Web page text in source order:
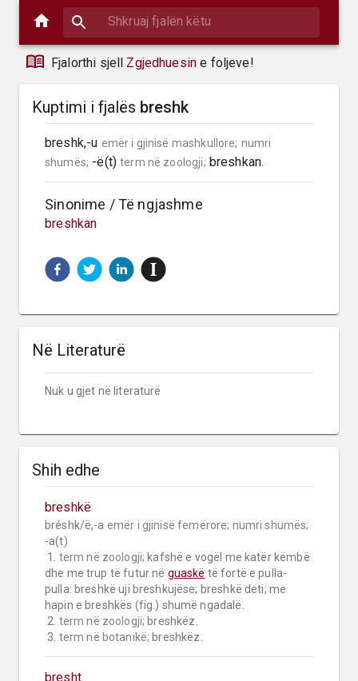
Fjalorthi sjell Zgjedhuesin e foljeve!
Kuptimi i fjalës breshk
breshk,-u emër i gjinisë mashkullore; numri
shumës; -ë(t) term në zoologji; breshkan.
Sinonime / Të ngjashme
breshkan
Në Literaturë
Nuk u gjet në literaturë
Shih edhe
breshkë
bréshk/ë,-a emër i gjinisë femërore; numri shumës;
-a(t)
1. term në zoologji; kafshë e vogël me katër këmbë
dhe me trup të futur në guaskë të fortë e pulla-
pulla: breshkë uji breshkujëse; breshkë deti; me
hapin e breshkës (fig.) shumë ngadalë.
2. term në zoologji; breshkëz.
3. term në botanikë; breshkëz.
bresht